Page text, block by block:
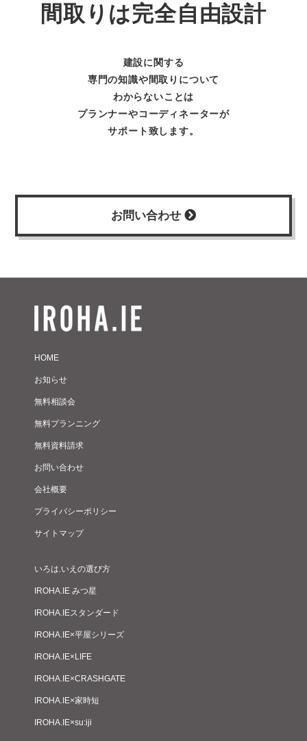
間取りは完全自由設計
建設に関する
専門の知識や間取りについて
わからないことは
プランナーやコーディネーターが
サポート致します。
お問い合わせ
HOME
お知らせ
無料相談会
無料プランニング
無料資料請求
お問い合わせ
会社概要
プライバシーポリシー
サイトマップ
いろは.いえの選び方
IROHA.IE みつ星
IROHA.IEスタンダード
IROHA.IE×平屋シリーズ
IROHA.IE×LIFE
IROHA.IE×CRASHGATE
IROHA.IE×家時短
IROHA.IE×su:iji